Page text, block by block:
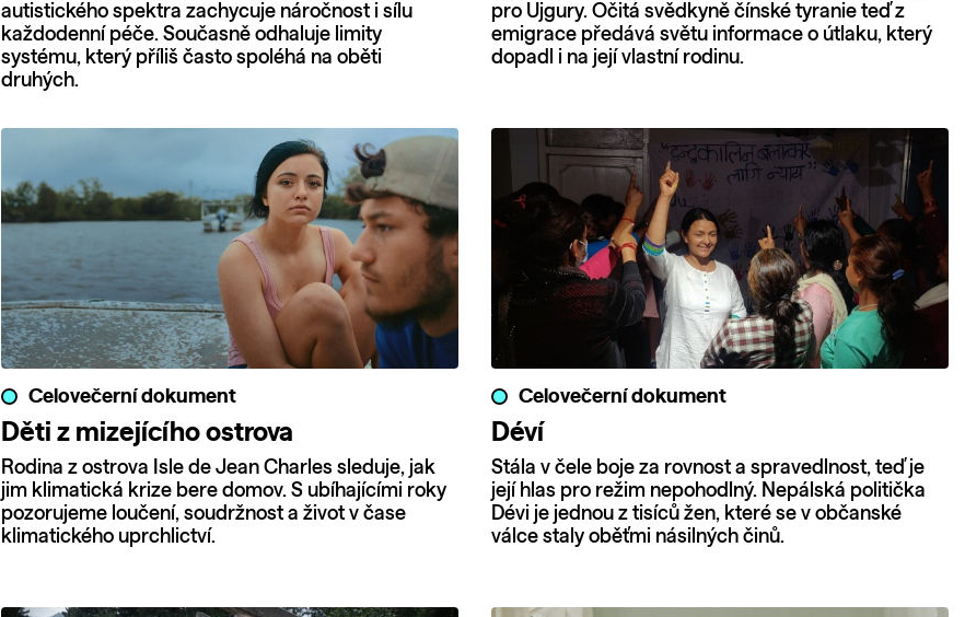
autistického spektra zachycuje náročnost i sílu
každodenní péče. Současně odhaluje limity
systému, který příliš často spoléhá na oběti
druhých.
pro Ujgury. Očitá svědkyně čínské tyranie teď z
emigrace předává světu informace o útlaku, který
dopadl i na její vlastní rodinu.
Celovečerní dokument
Děti z mizejícího ostrova
Rodina z ostrova Isle de Jean Charles sleduje, jak
jim klimatická krize bere domov. S ubíhajícími roky
pozorujeme loučení, soudržnost a život v čase
klimatického uprchlictví.
Celovečerní dokument
Déví
Stála v čele boje za rovnost a spravedlnost, teď je
její hlas pro režim nepohodlný. Nepálská politička
Dévi je jednou z tisíců žen, které se v občanské
válce staly oběťmi násilných činů.